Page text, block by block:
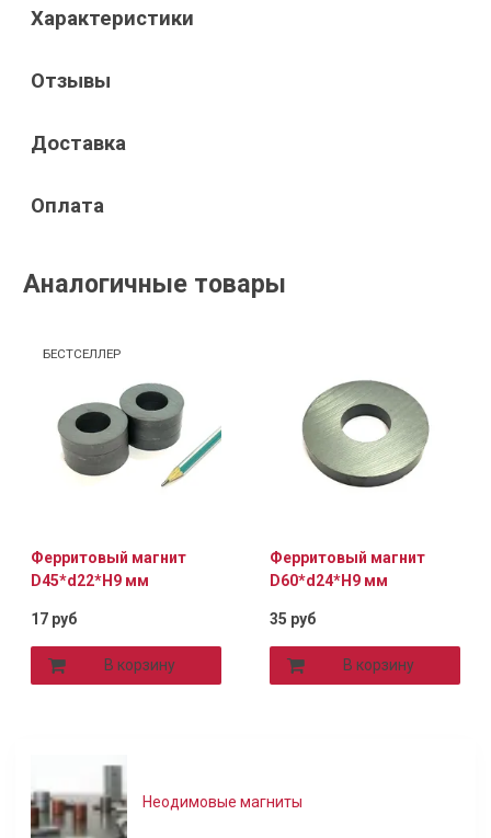
Характеристики
Отзывы
Доставка
Оплата
Аналогичные товары
БЕСТСЕЛЛЕР
Ферритовый магнит
D45*d22*H9 мм
17 руб
В корзину
Ферритовый магнит
D60*d24*H9 мм
35 руб
В корзину
Неодимовые магниты